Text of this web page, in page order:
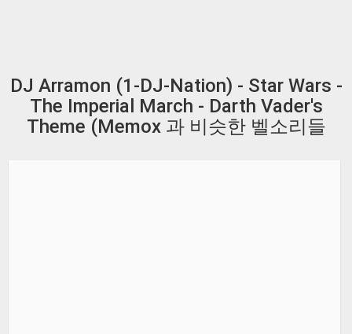
DJ Arramon (1-DJ-Nation) - Star Wars -
The Imperial March - Darth Vader's
Theme (Memox 과 비슷한 벨소리들